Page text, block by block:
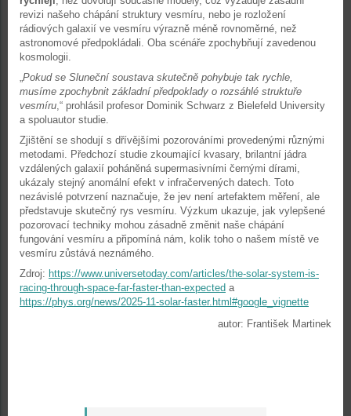
revizi našeho chápání struktury vesmíru, nebo je rozložení
rádiových galaxií ve vesmíru výrazně méně rovnoměrné, než
astronomové předpokládali. Oba scénáře zpochybňují zavedenou
kosmologii.
„Pokud se Sluneční soustava skutečně pohybuje tak rychle,
musíme zpochybnit základní předpoklady o rozsáhlé struktuře
vesmíru,“ prohlásil profesor Dominik Schwarz z Bielefeld University
a spoluautor studie.
Zjištění se shodují s dřívějšími pozorováními provedenými různými
metodami. Předchozí studie zkoumající kvasary, brilantní jádra
vzdálených galaxií poháněná supermasivními černými dírami,
ukázaly stejný anomální efekt v infračervených datech. Toto
nezávislé potvrzení naznačuje, že jev není artefaktem měření, ale
představuje skutečný rys vesmíru. Výzkum ukazuje, jak vylepšené
pozorovací techniky mohou zásadně změnit naše chápání
fungování vesmíru a připomíná nám, kolik toho o našem místě ve
vesmíru zůstává neznámého.
Zdroj: https://www.universetoday.com/articles/the-solar-system-is-
racing-through-space-far-faster-than-expected a
https://phys.org/news/2025-11-solar-faster.html#google_vignette
autor: František Martinek